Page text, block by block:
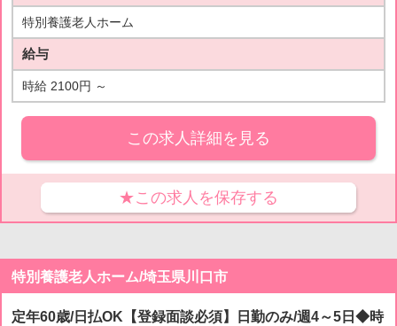
特別養護老人ホーム
給与
時給 2100円 ～
この求人詳細を見る
★この求人を保存する
特別養護老人ホーム/埼玉県川口市
定年60歳/日払OK【登録面談必須】日勤のみ/週4～5日◆時